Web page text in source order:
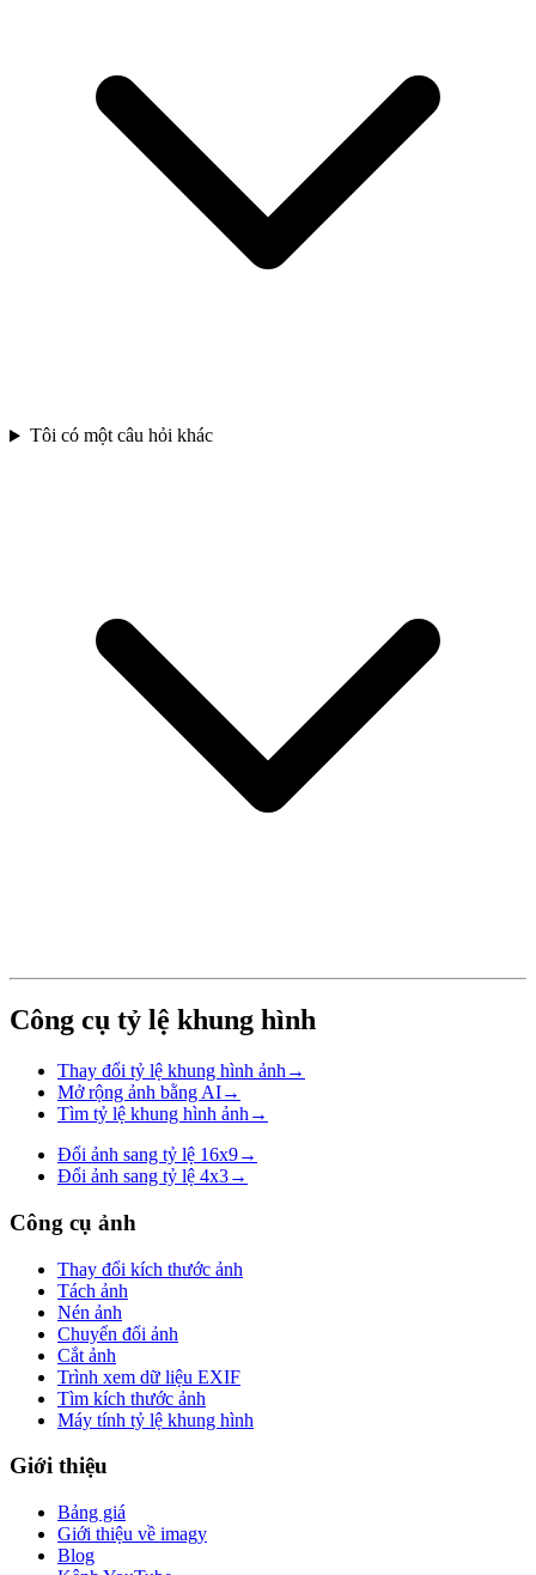
Tôi có một câu hỏi khác
Công cụ tỷ lệ khung hình
Thay đổi tỷ lệ khung hình ảnh →
Mở rộng ảnh bằng AI→
Tìm tỷ lệ khung hình ảnh →
Đổi ảnh sang tỷ lệ 16x9→
Đổi ảnh sang tỷ lệ 4x3→
Công cụ ảnh
Thay đổi kích thước ảnh
Tách ảnh
Nén ảnh
Chuyển đổi ảnh
Cắt ảnh
Trình xem dữ liệu EXIF
Tìm kích thước ảnh
Máy tính tỷ lệ khung hình
Giới thiệu
Bảng giá
Giới thiệu về imagy
Blog